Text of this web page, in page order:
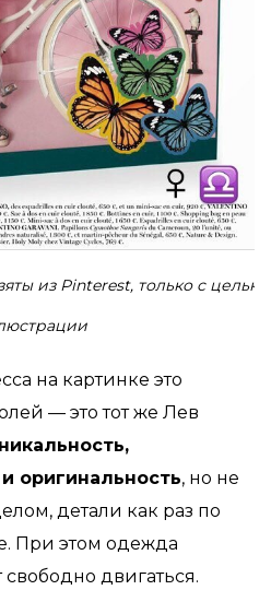
из Pinterest, только с целью
на картинке это
— это тот же Лев
оригинальность, но не
детали как раз по
При этом одежда
двигаться.